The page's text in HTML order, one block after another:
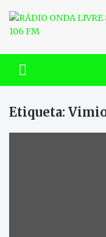
content
RÁDIO
FM
Etiqueta: